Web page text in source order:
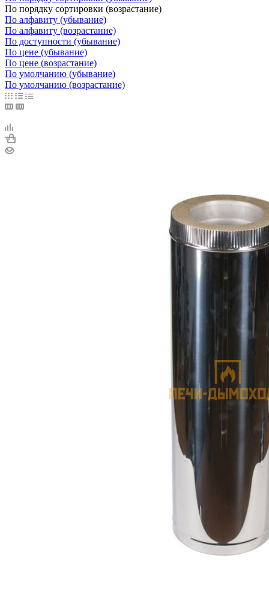
По порядку сортировки (возрастание)
По алфавиту (убывание)
По алфавиту (возрастание)
По доступности (убывание)
По цене (убывание)
По цене (возрастание)
По умолчанию (убывание)
По умолчанию (возрастание)